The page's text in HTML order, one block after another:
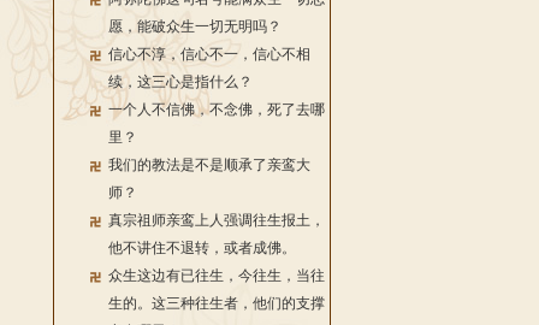
愿，能破众生一切无明吗？
信心不淳，信心不一，信心不相
续，这三心是指什么？
一个人不信佛，不念佛，死了去哪
里？
我们的教法是不是顺承了亲鸾大
师？
真宗祖师亲鸾上人强调往生报土，
他不讲住不退转，或者成佛。
众生这边有已往生，今往生，当往
生的。这三种往生者，他们的支撑